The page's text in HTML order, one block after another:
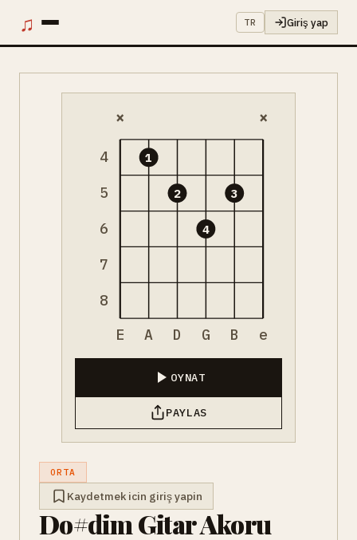
♫ TR Giriş yap
4
5
6
7
8
× ×
1
2
4
3
E A D G B e
OYNAT
PAYLAS
ORTA
Kaydetmek icin giriş yapin
Do#dim Gitar Akoru